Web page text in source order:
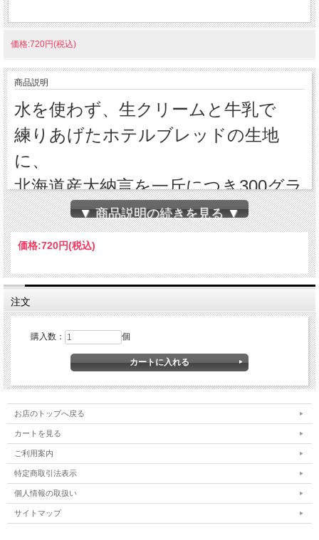
価格:720円(税込)
商品説明
水を使わず、生クリームと牛乳で
練りあげたホテルブレッドの生地
に、
北海道産大納言を一斤につき300グラ
ム巻き込みました。
つややかな『鹿の子豆』と呼ばれる
蜜漬けがたっぷり入っており、
小豆や餡好きの方、和菓子好きな方
には、ことのほか好まれ、
また幅広い年齢層の方々に支持され
ています。
原材料：小麦粉（国内製造）、甘納豆（砂糖、小
豆、還元水あめ）、牛乳、乳等を主要原料とする
食品、卵、マーガリン、砂糖、イースト、塩／乳
化剤、香料、メタリン酸Na、pH調整剤、（一部に
▼ 商品説明の続きを見る ▼
価格:720円(税込)
注文
購入数： 個
お店のトップへ戻る
カートを見る
ご利用案内
特定商取引法表示
個人情報の取扱い
サイトマップ